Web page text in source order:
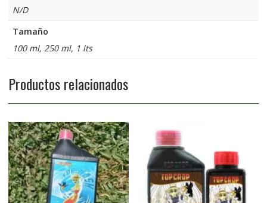
N/D
Tamaño
100 ml, 250 ml, 1 lts
Productos relacionados